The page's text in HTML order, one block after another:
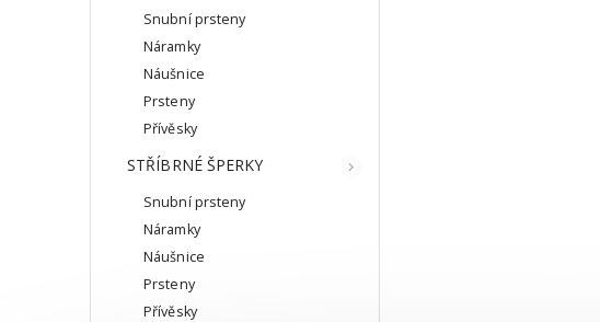
Snubní prsteny
Náramky
Náušnice
Prsteny
Přívěsky
STŘÍBRNÉ ŠPERKY
Snubní prsteny
Náramky
Náušnice
Prsteny
Přívěsky